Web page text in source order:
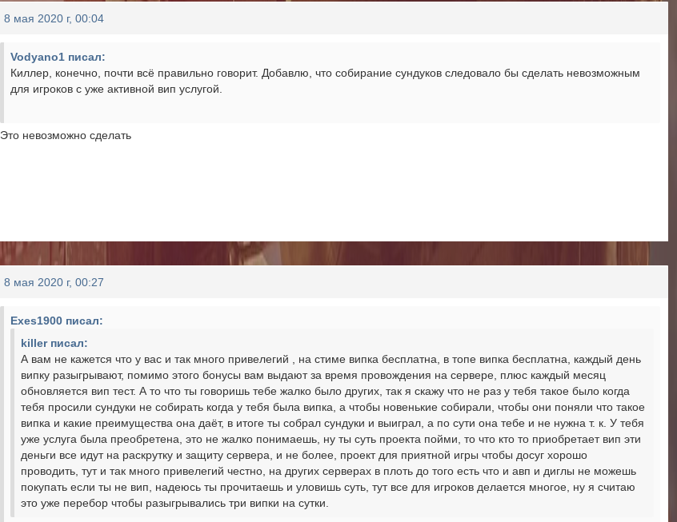
8 мая 2020 г, 00:04
Vodyano1 писал:
Киллер, конечно, почти всё правильно говорит. Добавлю, что собирание сундуков следовало бы сделать невозможным
для игроков с уже активной вип услугой.
Это невозможно сделать
8 мая 2020 г, 00:27
Exes1900 писал:
killer писал:
А вам не кажется что у вас и так много привелегий , на стиме випка бесплатна, в топе випка бесплатна, каждый день
випку разыгрывают, помимо этого бонусы вам выдают за время провождения на сервере, плюс каждый месяц
обновляется вип тест. А то что ты говоришь тебе жалко было других, так я скажу что не раз у тебя такое было когда
тебя просили сундуки не собирать когда у тебя была випка, а чтобы новенькие собирали, чтобы они поняли что такое
випка и какие преимущества она даёт, в итоге ты собрал сундуки и выиграл, а по сути она тебе и не нужна т. к. У тебя
уже услуга была преобретена, это не жалко понимаешь, ну ты суть проекта пойми, то что кто то приобретает вип эти
деньги все идут на раскрутку и защиту сервера, и не более, проект для приятной игры чтобы досуг хорошо
проводить, тут и так много привелегий честно, на других серверах в плоть до того есть что и авп и диглы не можешь
покупать если ты не вип, надеюсь ты прочитаешь и уловишь суть, тут все для игроков делается многое, ну я считаю
это уже перебор чтобы разыгрывались три випки на сутки.